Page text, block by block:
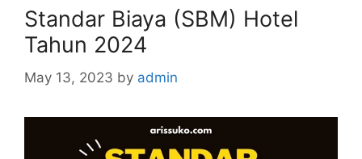
Standar Biaya (SBM) Hotel
Tahun 2024
May 13, 2023 by admin